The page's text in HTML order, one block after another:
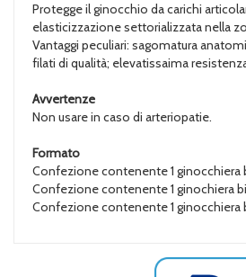
Protegge il ginocchio da carichi
elasticizzazione settorializzata nella
Vantaggi peculiari: sagomatura
filati di qualità; elevatissaima
Avvertenze
Non usare in caso di arteriopatie.
Formato
Confezione contenente 1 ginocchiera
Confezione contenente 1 ginochiera
Confezione contenente 1 ginocchiera